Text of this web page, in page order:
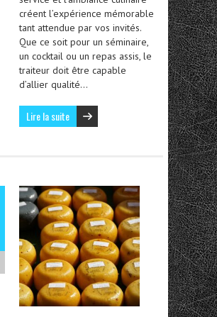
créent l’expérience mémorable
tant attendue par vos invités.
Que ce soit pour un séminaire,
un cocktail ou un repas assis, le
traiteur doit être capable
d’allier qualité…
Lire la suite